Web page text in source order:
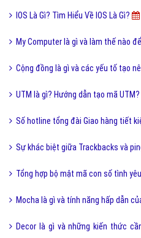
IOS Là Gì? Tìm Hiểu Về IOS Là Gì?
My Computer là gì và làm thế nào
Cộng đồng là gì và các yếu tố tạo
UTM là gì? Hướng dẫn tạo mã UTM?
Số hotline tổng đài Giao hàng tiết
Sự khác biệt giữa Trackbacks và
Tổng hợp bộ mật mã con số tình
Mocha là gì và tính năng hấp dẫn
Decor là gì và những kiến thức